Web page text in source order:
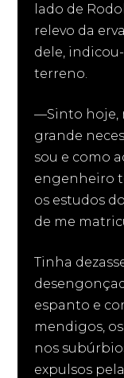
lado de
relevo da
dele,
terreno.
—Sinto hoje,
grande
sou e como
engenheiro
os estudos
de me
Tinha
espanto e
mendigos,
nos
expulsos